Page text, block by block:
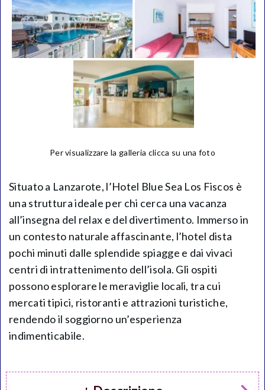
Per visualizzare la galleria clicca su una foto
Situato a Lanzarote, l’Hotel Blue Sea Los Fiscos è
una struttura ideale per chi cerca una vacanza
all’insegna del relax e del divertimento. Immerso in
un contesto naturale affascinante, l’hotel dista
pochi minuti dalle splendide spiagge e dai vivaci
centri di intrattenimento dell’isola. Gli ospiti
possono esplorare le meraviglie locali, tra cui
mercati tipici, ristoranti e attrazioni turistiche,
rendendo il soggiorno un’esperienza
indimenticabile.